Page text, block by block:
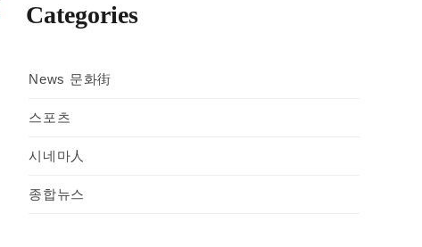
Categories
News 문화街
스포츠
시네마人
종합뉴스